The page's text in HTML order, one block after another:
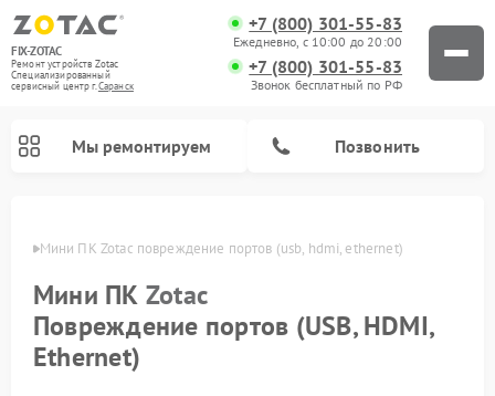
FIX-ZOTAC
Ремонт устройств Zotac
Специализированный
cервисный центр г.Саранск
+7 (800) 301-55-83
Ежедневно, с 10:00 до 20:00
+7 (800) 301-55-83
Звонок бесплатный по РФ
Мы ремонтируем Позвонить
Мини ПК Zotac повреждение портов (usb, hdmi, ethernet)
Мини ПК Zotac
Повреждение портов (USB, HDMI,
Ethernet)